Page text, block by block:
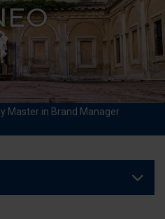
Master in Brand Manager